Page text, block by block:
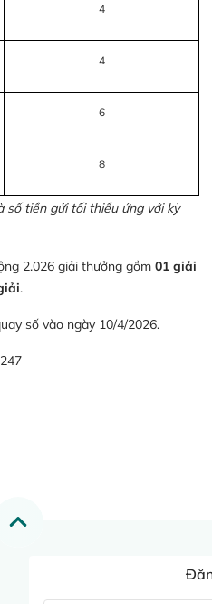
4
4
6
8
số tiền gửi tối thiểu ứng với kỳ
2.026 giải thưởng gồm 01 giải
.
số vào ngày 10/4/2026.